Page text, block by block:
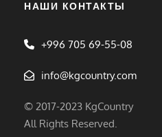
НАШИ КОНТАКТЫ
+996 705 69-55-08
info@kgcountry.com
© 2017-2023 KgCountry
All Rights Reserved.